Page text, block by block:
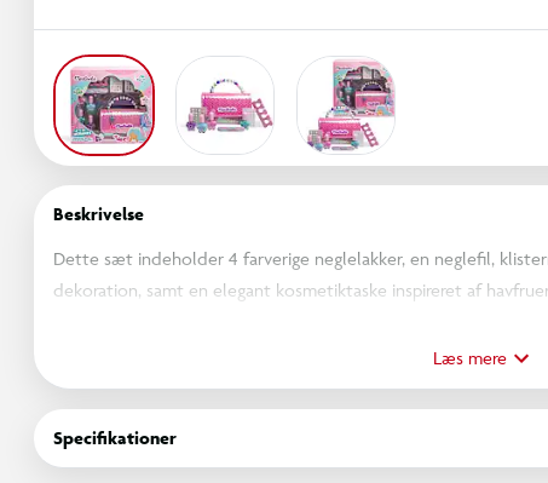
Beskrivelse
Dette sæt indeholder 4 farverige neglelakker, en neglefil,
dekoration, samt en elegant kosmetiktaske inspireret af
Læs mere
Specifikationer